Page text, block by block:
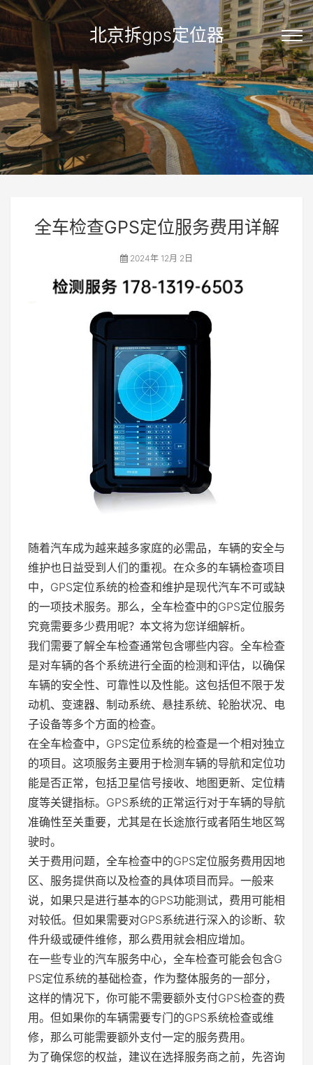
北京拆gps定位器
全车检查GPS定位服务费用详解
2024年 12月 2日
随着汽车成为越来越多家庭的必需品，车辆的安全与
维护也日益受到人们的重视。在众多的车辆检查项目
中，GPS定位系统的检查和维护是现代汽车不可或缺
的一项技术服务。那么，全车检查中的GPS定位服务
究竟需要多少费用呢？本文将为您详细解析。
我们需要了解全车检查通常包含哪些内容。全车检查
是对车辆的各个系统进行全面的检测和评估，以确保
车辆的安全性、可靠性以及性能。这包括但不限于发
动机、变速器、制动系统、悬挂系统、轮胎状况、电
子设备等多个方面的检查。
在全车检查中，GPS定位系统的检查是一个相对独立
的项目。这项服务主要用于检测车辆的导航和定位功
能是否正常，包括卫星信号接收、地图更新、定位精
度等关键指标。GPS系统的正常运行对于车辆的导航
准确性至关重要，尤其是在长途旅行或者陌生地区驾
驶时。
关于费用问题，全车检查中的GPS定位服务费用因地
区、服务提供商以及检查的具体项目而异。一般来
说，如果只是进行基本的GPS功能测试，费用可能相
对较低。但如果需要对GPS系统进行深入的诊断、软
件升级或硬件维修，那么费用就会相应增加。
在一些专业的汽车服务中心，全车检查可能会包含G
PS定位系统的基础检查，作为整体服务的一部分，
这样的情况下，你可能不需要额外支付GPS检查的费
用。但如果你的车辆需要专门的GPS系统检查或维
修，那么可能需要额外支付一定的服务费用。
为了确保您的权益，建议在选择服务商之前，先咨询